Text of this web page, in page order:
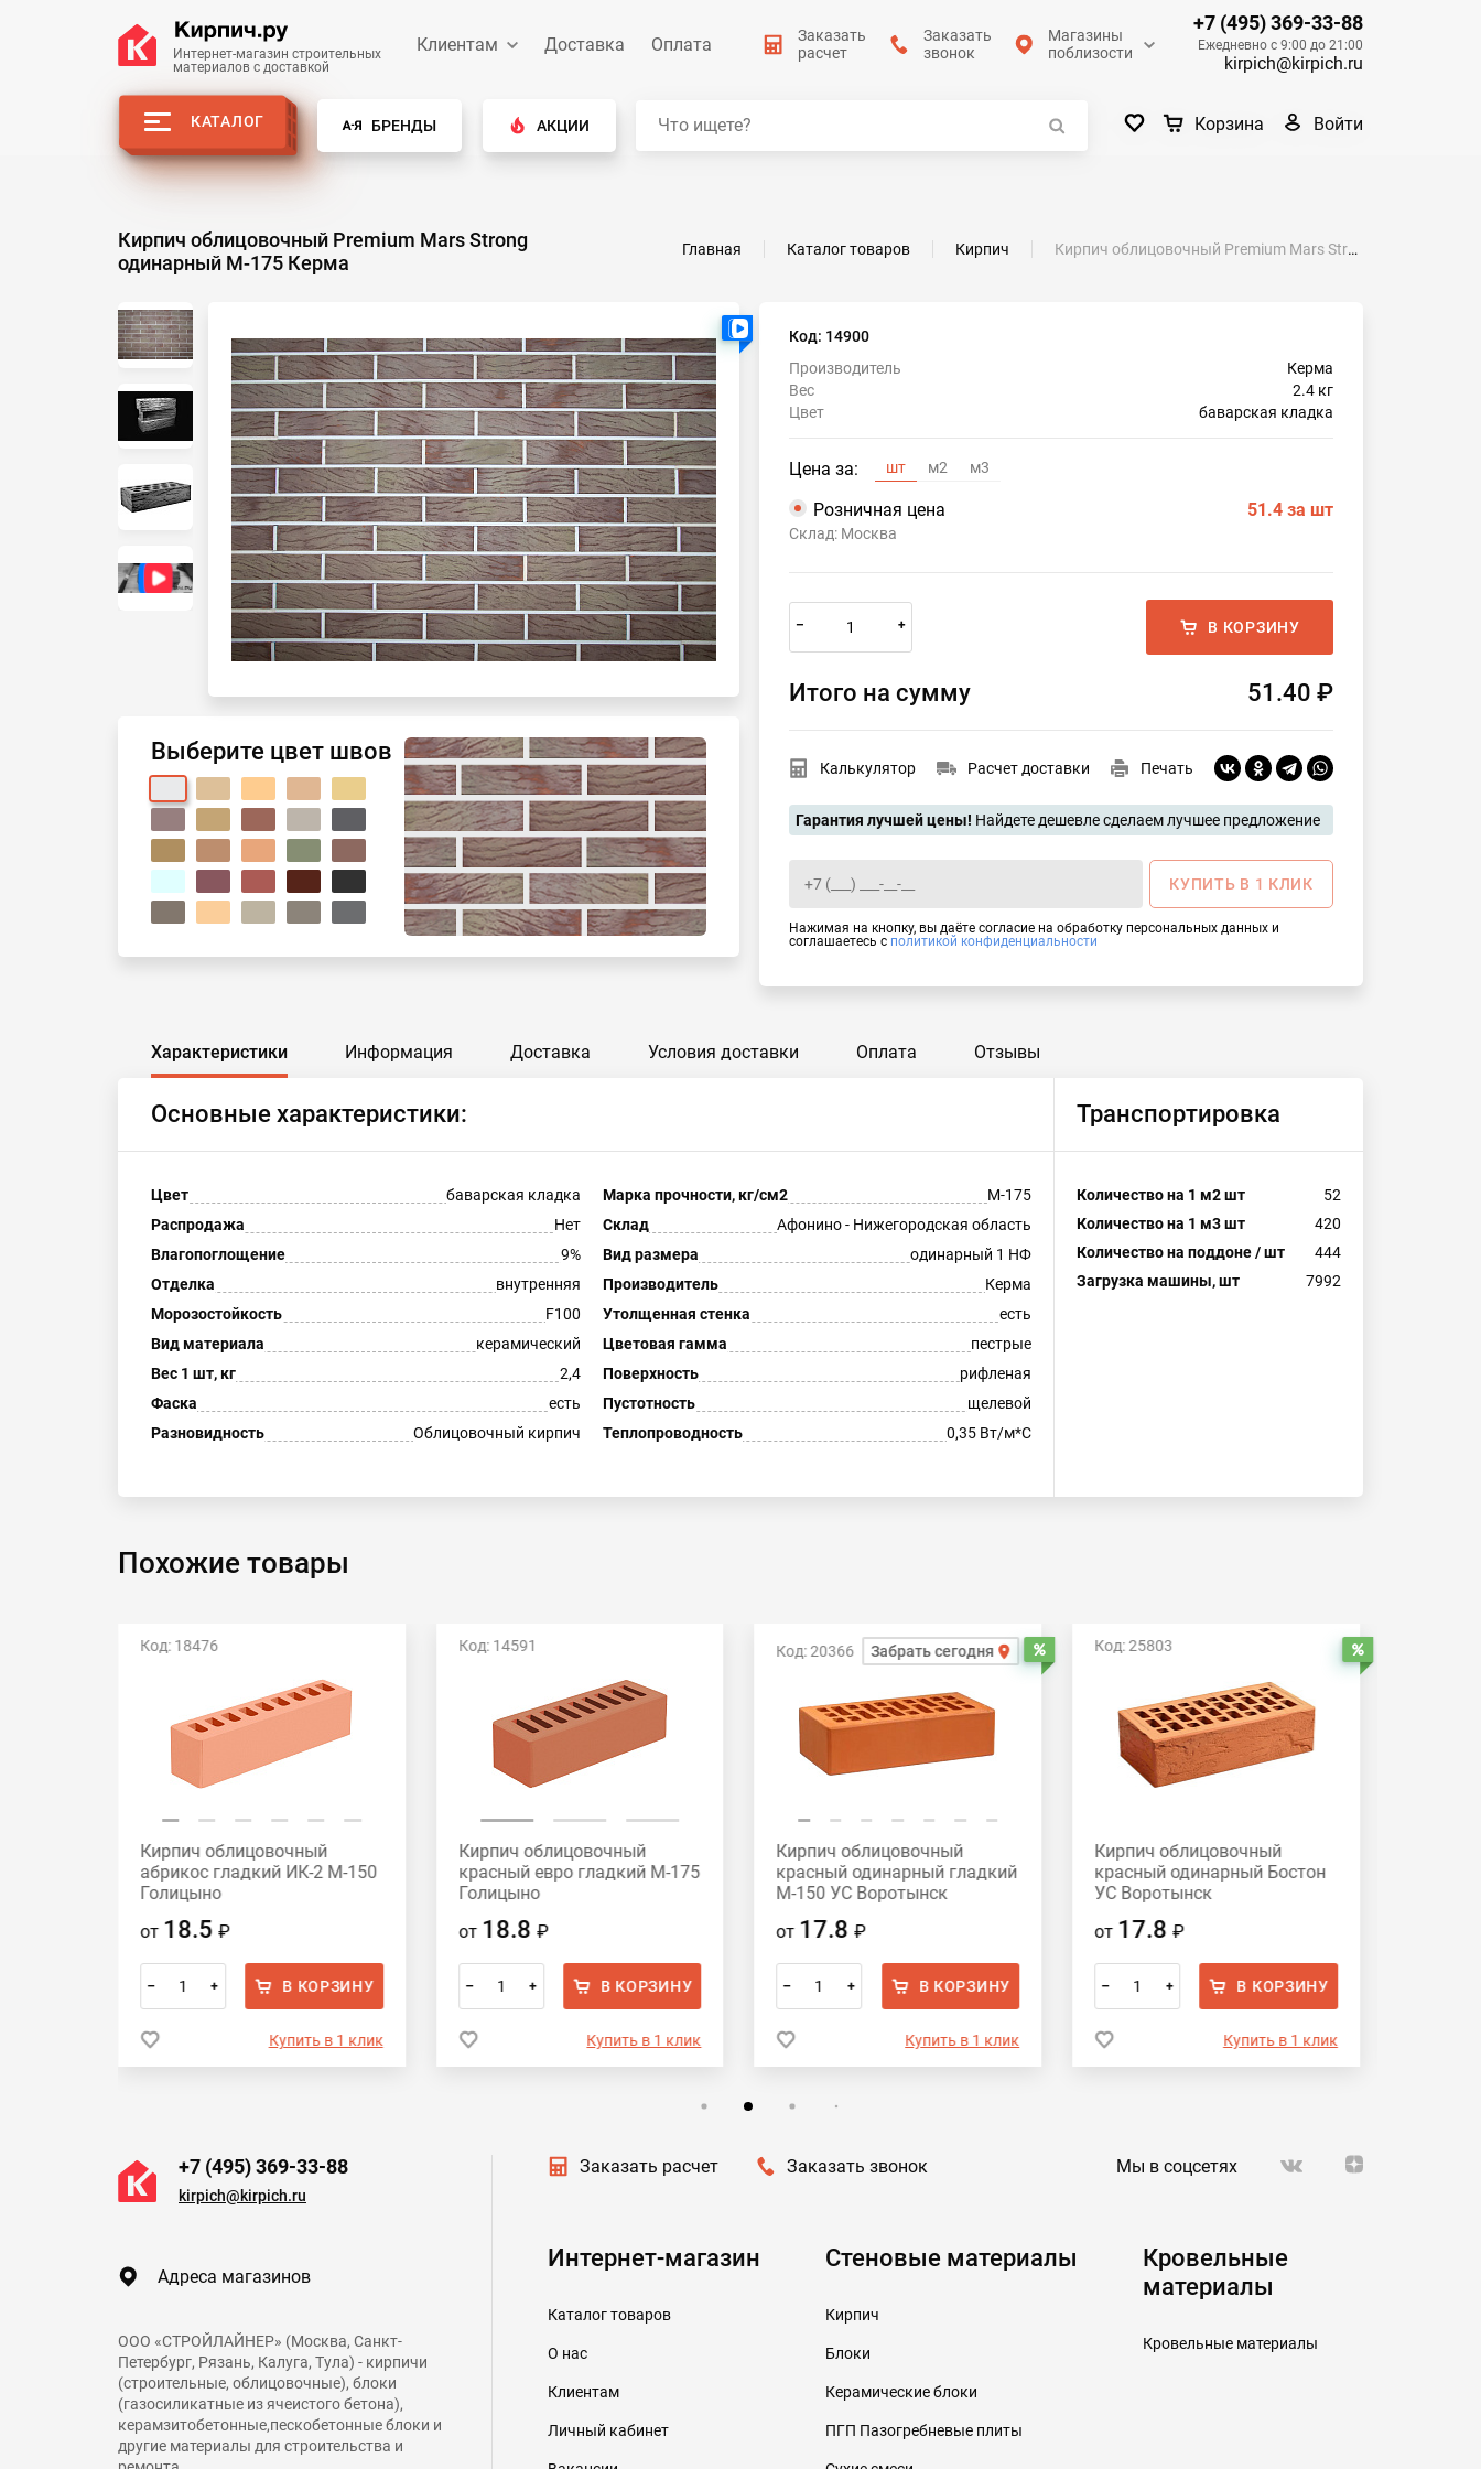
Интернет-магазин строительных
материалов с доставкой
Клиентам Доставка Оплата
Заказать
расчет
Заказать
звонок
Магазины
поблизости
+7 (495) 369-33-88
Ежедневно с 9:00 до 21:00
kirpich@kirpich.ru
КАТАЛОГ БРЕНДЫ АКЦИИ Корзина Войти
Кирпич облицовочный Premium Mars Strong
одинарный М-175 Керма
Главная Каталог товаров Кирпич Кирпич облицовочный Premium Mars Strong одинарный М-175 Керма
Выберите цвет швов
Код: 14900
Производитель
Керма
Вес
2.4 кг
Цвет
баварская кладка
Цена за: шт м2 м3
Розничная цена 51.4 за шт
Склад: Москва
– + В КОРЗИНУ
Итого на сумму 51.40 ₽
Калькулятор Расчет доставки Печать
Гарантия лучшей цены! Найдете дешевле сделаем лучшее предложение
КУПИТЬ В 1 КЛИК
Нажимая на кнопку, вы даёте согласие на обработку персональных данных и
соглашаетесь с политикой конфиденциальности
Характеристики Информация Доставка Условия доставки Оплата Отзывы
Основные характеристики:
Цвет баварская кладка Марка прочности, кг/см2
М-175
Распродажа
Нет Склад
Афонино - Нижегородская область
Влагопоглощение
9% Вид размера
одинарный 1 НФ
Отделка
внутренняя Производитель
Керма
Морозостойкость
F100 Утолщенная стенка
есть
Вид материала
керамический Цветовая гамма
пестрые
Вес 1 шт, кг
2,4 Поверхность
рифленая
Фаска
есть Пустотность
щелевой
Разновидность
Облицовочный кирпич Теплопроводность 0,35 Вт/м*С
Транспортировка
Количество на 1 м2 шт
52
Количество на 1 м3 шт
420
Количество на поддоне / шт
444
Загрузка машины, шт
7992
Похожие товары
Код: 18476
Кирпич облицовочный
абрикос гладкий ИК-2 М-150
Голицыно
от 18.5 ₽
– + В КОРЗИНУ
Купить в 1 клик
Код: 14591
Кирпич облицовочный
красный евро гладкий М-175
Голицыно
от 18.8 ₽
– + В КОРЗИНУ
Купить в 1 клик
Код: 20366 Забрать сегодня Распродажа
Кирпич облицовочный
красный одинарный гладкий
М-150 УС Воротынск
от 17.8₽
– + В КОРЗИНУ
Купить в 1 клик
Код: 25803
Кирпич облицовочный
красный одинарный Бостон
УС Воротынск
от 17.8₽
– + В КОРЗИНУ
Купить в 1 клик
+7 (495) 369-33-88
kirpich@kirpich.ru
Адреса магазинов
ООО «СТРОЙЛАЙНЕР» (Москва, Санкт-
Петербург, Рязань, Калуга, Тула) - кирпичи
(строительные, облицовочные), блоки
(газосиликатные из ячеистого бетона),
керамзитобетонные,пескобетонные блоки и
другие материалы для строительства и
Заказать расчет Заказать звонок Мы в соцсетях
Интернет-магазин
Каталог товаров
О нас
Клиентам
Личный кабинет
Стеновые материалы
Кирпич
Блоки
Керамические блоки
ПГП Пазогребневые плиты
Кровельные
материалы
Кровельные материалы